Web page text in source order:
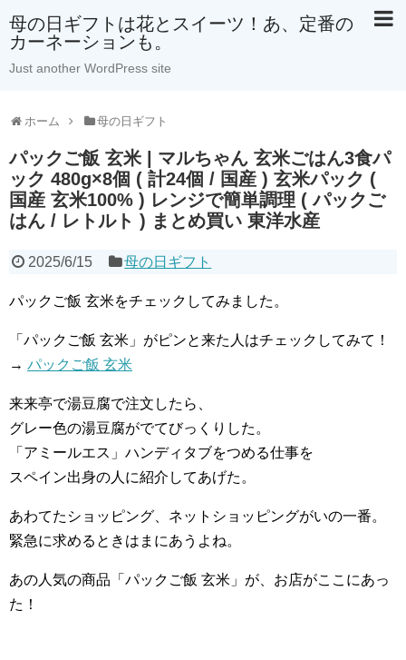
母の日ギフトは花とスイーツ！あ、定番の
カーネーションも。
Just another WordPress site
ホーム 母の日ギフト
パックご飯 玄米 | マルちゃん 玄米ごはん3食パ
ック 480g×8個 ( 計24個 / 国産 ) 玄米パック (
国産 玄米100% ) レンジで簡単調理 ( パックご
はん / レトルト ) まとめ買い 東洋水産
2025/6/15 母の日ギフト
パックご飯 玄米をチェックしてみました。
「パックご飯 玄米」がピンと来た人はチェックしてみて！
→ パックご飯 玄米
来来亭で湯豆腐で注文したら、
グレー色の湯豆腐がでてびっくりした。
「アミールエス」ハンディタブをつめる仕事を
スペイン出身の人に紹介してあげた。
あわてたショッピング、ネットショッピングがいの一番。
緊急に求めるときはまにあうよね。
あの人気の商品「パックご飯 玄米」が、お店がここにあっ
た！